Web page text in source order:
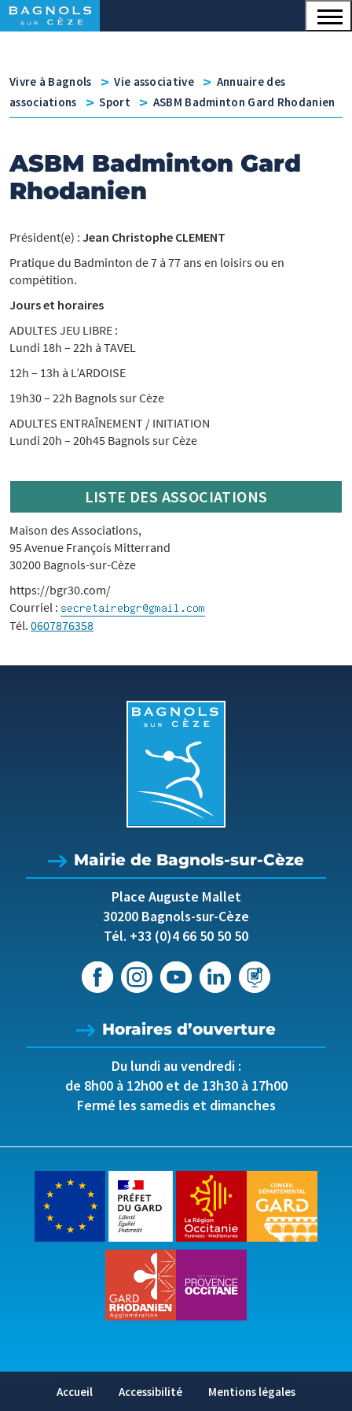
Panneau de gestion des cookies
Menu principal
Contenu
Vivre à Bagnols v Vie associative v Annuaire des
associations
v Sport v ASBM Badminton Gard Rhodanien
ASBM Badminton Gard
Rhodanien
Président(e) : Jean Christophe CLEMENT
Pratique du Badminton de 7 à 77 ans en loisirs ou en
compétition.
Jours et horaires
ADULTES JEU LIBRE :
Lundi 18h – 22h à TAVEL
12h – 13h à L’ARDOISE
19h30 – 22h Bagnols sur Cèze
ADULTES ENTRAÎNEMENT / INITIATION
Lundi 20h – 20h45 Bagnols sur Cèze
LISTE DES ASSOCIATIONS
Maison des Associations,
95 Avenue François Mitterrand
30200 Bagnols-sur-Cèze
https://bgr30.com/
Courriel :
Tél. 0607876358
Mairie de Bagnols-sur-Cèze
Place Auguste Mallet
30200 Bagnols-sur-Cèze
Tél. +33 (0)4 66 50 50 50
Horaires d’ouverture
Du lundi au vendredi :
de 8h00 à 12h00 et de 13h30 à 17h00
Fermé les samedis et dimanches
Accueil Accessibilité
Mentions légales